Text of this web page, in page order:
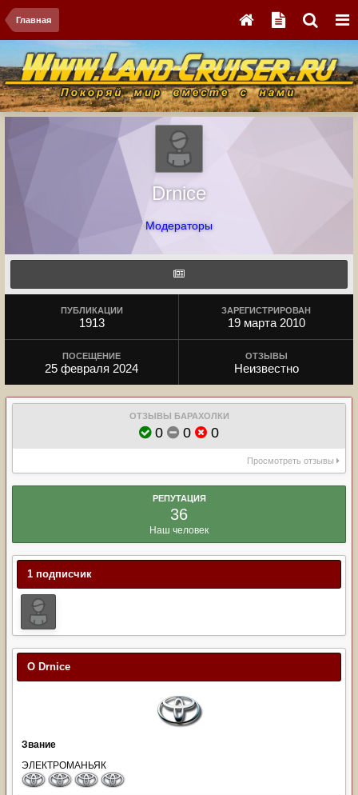
Главная
Drnice
Модераторы
ПУБЛИКАЦИИ
1913
ЗАРЕГИСТРИРОВАН
19 марта 2010
ПОСЕЩЕНИЕ
25 февраля 2024
ОТЗЫВЫ
Неизвестно
ОТЗЫВЫ БАРАХОЛКИ
0 0 0
Просмотреть отзывы
РЕПУТАЦИЯ
36
Наш человек
1 подписчик
О Drnice
Звание
ЭЛЕКТРОМАНЬЯК